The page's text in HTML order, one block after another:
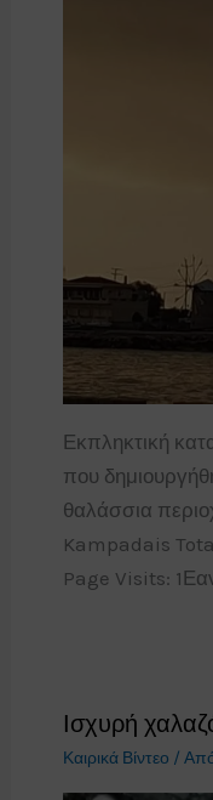
Εκπληκτική
που
θαλάσσια
Kampadais
Page Visits:
Ισχυρή
Καιρικά Βίντεο /